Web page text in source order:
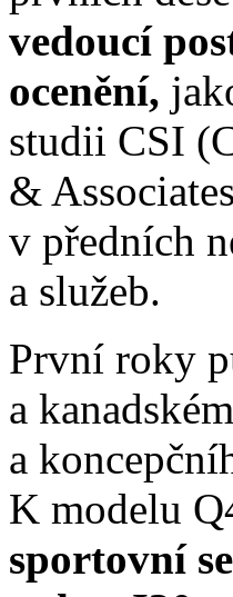
vedoucí
ocenění,
studii CSI
&
v předních
a služeb.
První roky
a
a
K modelu
sportovní